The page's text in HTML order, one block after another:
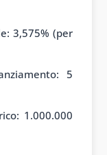
3,575% (per
5
1.000.000